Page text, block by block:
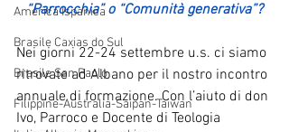
America Ispanica
Brasile Caxias do Sul
Brasile San Paolo
Filippine-Australia-Saipan-Taiwan
“Parrocchia” o “Comunità generativa”?
Nei giorni 22-24 settembre u.s. ci siamo
ritrovate ad Albano per il nostro incontro
annuale di formazione. Con l’aiuto di don
Ivo, Parroco e Docente di Teologia